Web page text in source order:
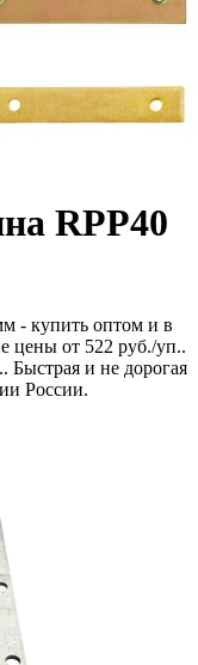
RPP40
- купить оптом и в
цены от 522 руб./уп..
Быстрая и не дорогая
России.